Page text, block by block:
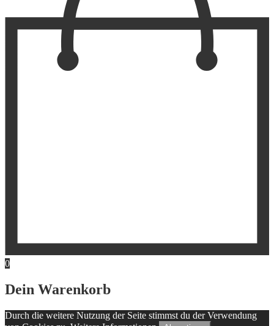
0
Dein Warenkorb
Durch die weitere Nutzung der Seite stimmst du der Verwendung